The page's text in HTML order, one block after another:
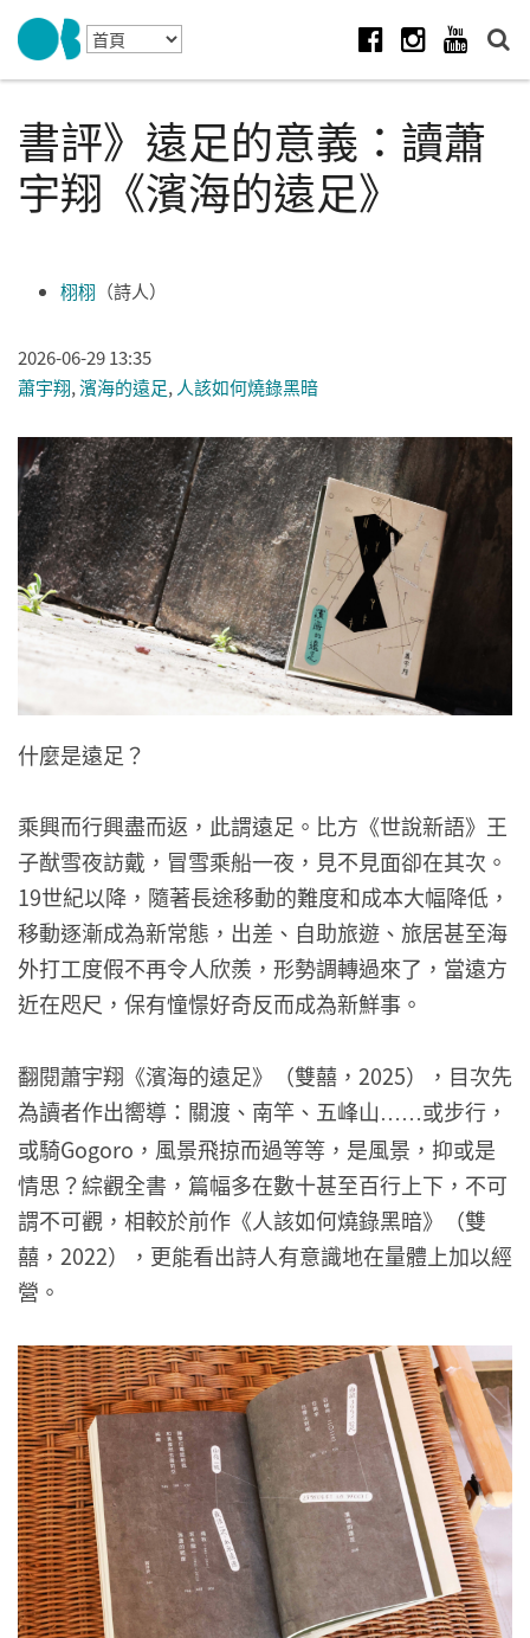
Skip to navigation
移至主內容
書評》遠足的意義：讀蕭
宇翔《濱海的遠足》
栩栩 （詩人）
2026-06-29 13:35
蕭宇翔,濱海的遠足, 人該如何燒錄黑暗
什麼是遠足？
乘興而行興盡而返，此謂遠足。比方《世說新語》王
子猷雪夜訪戴，冒雪乘船一夜，見不見面卻在其次。
19世紀以降，隨著長途移動的難度和成本大幅降低，
移動逐漸成為新常態，出差、自助旅遊、旅居甚至海
外打工度假不再令人欣羨，形勢調轉過來了，當遠方
近在咫尺，保有憧憬好奇反而成為新鮮事。
翻閱蕭宇翔《濱海的遠足》（雙囍，2025），目次先
為讀者作出嚮導：關渡、南竿、五峰山 ……或步行，
或騎Gogoro，風景飛掠而過等等，是風景，抑或是
情思？綜觀全書，篇幅多在數十甚至百行上下，不可
謂不可觀，相較於前作《人該如何燒錄黑暗》（雙
囍，2022），更能看出詩人有意識地在量體上加以經
營。